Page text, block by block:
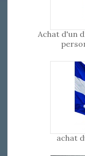
Achat d'un
achat